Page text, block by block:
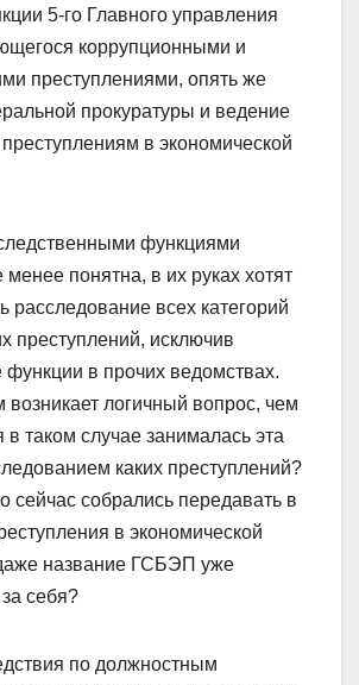
5-го Главного управления
коррупционными и
преступлениями, опять же
прокуратуры и ведение
в экономической
функциями
понятна, в их руках хотят
расследование всех категорий
преступлений, исключив
в прочих ведомствах.
возникает логичный вопрос, чем
в таком случае занималась эта
каких преступлений?
сейчас собрались передавать в
в экономической
название ГСБЭП уже
себя?
по должностным